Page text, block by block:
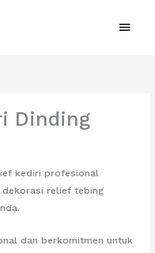
Menu
Dinding
kediri profesional
dekorasi relief tebing
dan berkomitmen untuk